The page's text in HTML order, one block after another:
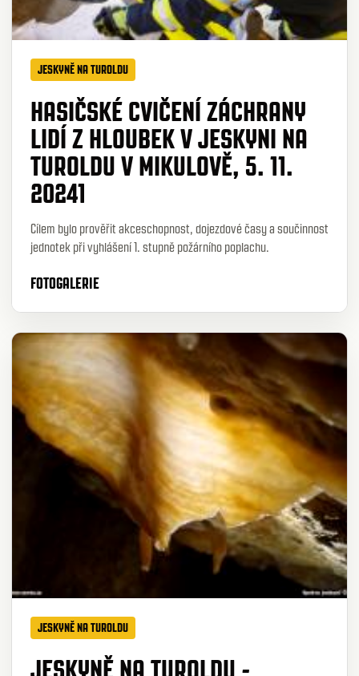
JESKYNĚ NA TUROLDU
HASIČSKÉ CVIČENÍ ZÁCHRANY
LIDÍ Z HLOUBEK V JESKYNI NA
TUROLDU V MIKULOVĚ, 5. 11.
20241
Cílem bylo prověřit akceschopnost, dojezdové časy a součinnost
jednotek při vyhlášení 1. stupně požárního poplachu.
FOTOGALERIE
JESKYNĚ NA TUROLDU
JESKYNĚ NA TUROLDU -